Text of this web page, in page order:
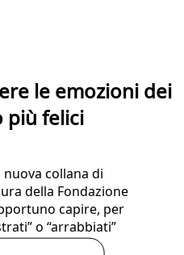
le emozioni dei
più felici
collana di
della Fondazione
capire, per
o “arrabbiati”